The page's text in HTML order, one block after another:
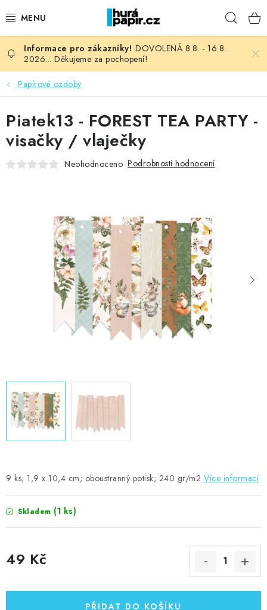
na
NOVINKY
HURÁ DÍLNA
VŠECHNO ZBOŽÍ
KNIHAŘSKÝ MATERIÁL
FOTORECENZE
MOJE OBJEDNÁVKA
Kontakty Moje objednávka
Oblíbené ♥️
DOVOLENÁ 8.8. - 16.8.
2026... Děkujeme za pochopení!
Papírové ozdoby
9 ks; 1,9 x 10,4 cm; oboustranný potisk; 240 gr/m2 Více informací
Skladem (1 ks)
49 Kč
PŘIDAT DO KOŠÍKU
Piatek13 - FOREST TEA PARTY -
visačky / vlaječky
Neohodnoceno Podrobnosti hodnocení